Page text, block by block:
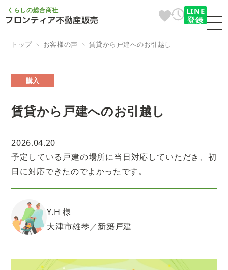
くらしの総合商社
LINE
登録
トップ お客様の声 賃貸から戸建へのお引越し
購入
賃貸から戸建へのお引越し
2026.04.20
予定している戸建の場所に当日対応していただき、初
日に対応できたのでよかったです。
Y.H 様
大津市雄琴／新築戸建